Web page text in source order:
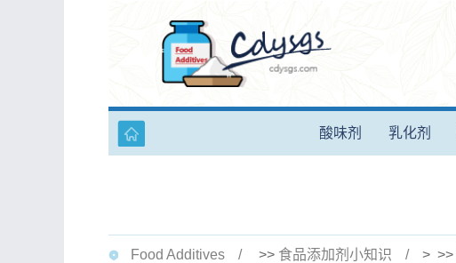
酸味剂 乳化剂
Food Additives >> 食品添加剂小知识 > >>